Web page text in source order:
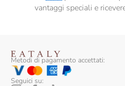
vantaggi speciali e
Metodi di pagamento accettati:
Seguici su: